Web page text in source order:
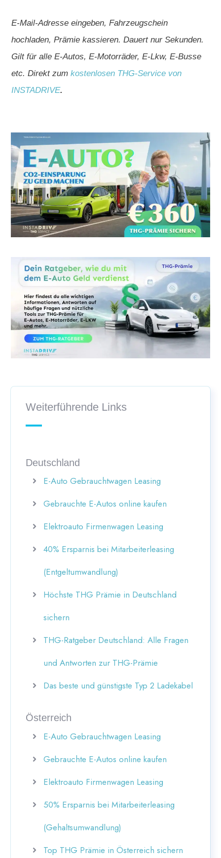
E-Mail-Adresse eingeben, Fahrzeugschein
hochladen, Prämie kassieren. Dauert nur Sekunden.
Gilt für alle E-Autos, E-Motorräder, E-Lkw, E-Busse
etc. Direkt zum kostenlosen THG-Service von
INSTADRIVE.
Weiterführende Links
Deutschland
E-Auto Gebrauchtwagen Leasing
Gebrauchte E-Autos online kaufen
Elektroauto Firmenwagen Leasing
40% Ersparnis bei Mitarbeiterleasing
(Entgeltumwandlung)
Höchste THG Prämie in Deutschland
sichern
THG-Ratgeber Deutschland: Alle Fragen
und Antworten zur THG-Prämie
Das beste und günstigste Typ 2 Ladekabel
Österreich
E-Auto Gebrauchtwagen Leasing
Gebrauchte E-Autos online kaufen
Elektroauto Firmenwagen Leasing
50% Ersparnis bei Mitarbeiterleasing
(Gehaltsumwandlung)
Top THG Prämie in Österreich sichern